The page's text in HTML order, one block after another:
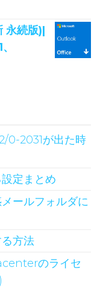
続版)|
0-2031が出た時
定まとめ
ールフォルダに
方法
のライセ